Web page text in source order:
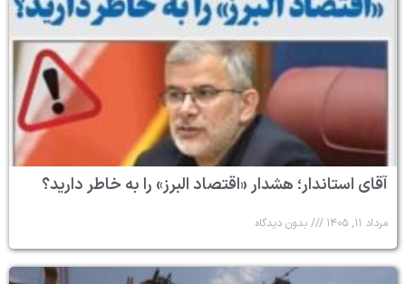
آقای استاندار؛ هشدار «اقتصاد البرز» را به خاطر دارید؟
مرداد ۱۱, ۱۴۰۵ بدون دیدگاه